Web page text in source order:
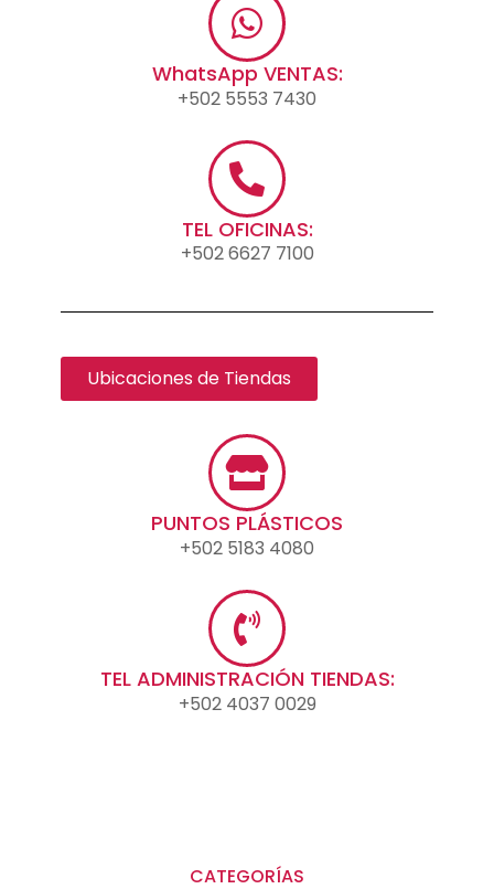
WhatsApp VENTAS:
+502 5553 7430
TEL OFICINAS:
+502 6627 7100
Ubicaciones de Tiendas
PUNTOS PLÁSTICOS
+502 5183 4080
TEL ADMINISTRACIÓN TIENDAS:
+502 4037 0029
CATEGORÍAS